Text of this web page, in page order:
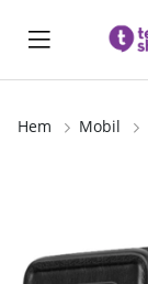
Hem Mobil